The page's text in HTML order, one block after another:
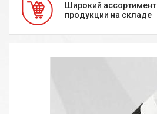
Широкий ассортимент
продукции на складе